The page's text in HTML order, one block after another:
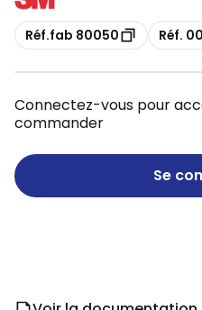
Copie
Réf.fab 80050 Copie
Réf.
Connectez-vous pour
commander
Se